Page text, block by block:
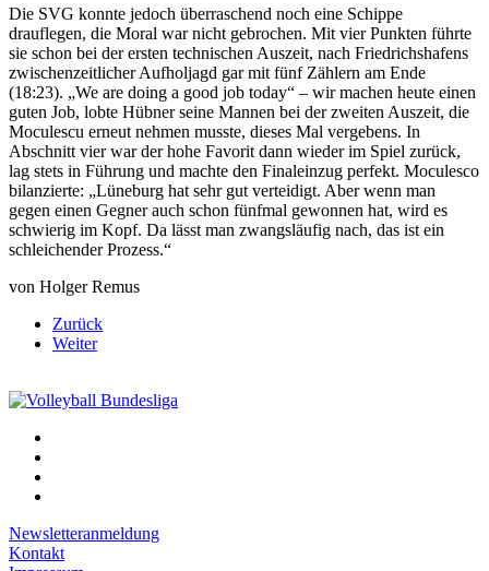
Die SVG konnte jedoch überraschend noch eine Schippe
drauflegen, die Moral war nicht gebrochen. Mit vier Punkten führte
sie schon bei der ersten technischen Auszeit, nach Friedrichshafens
zwischenzeitlicher Aufholjagd gar mit fünf Zählern am Ende
(18:23). „We are doing a good job today“ – wir machen heute einen
guten Job, lobte Hübner seine Mannen bei der zweiten Auszeit, die
Moculescu erneut nehmen musste, dieses Mal vergebens. In
Abschnitt vier war der hohe Favorit dann wieder im Spiel zurück,
lag stets in Führung und machte den Finaleinzug perfekt. Moculesco
bilanzierte: „Lüneburg hat sehr gut verteidigt. Aber wenn man
gegen einen Gegner auch schon fünfmal gewonnen hat, wird es
schwierig im Kopf. Da lässt man zwangsläufig nach, das ist ein
schleichender Prozess.“
von Holger Remus
Zurück
Weiter
Newsletteranmeldung
Kontakt